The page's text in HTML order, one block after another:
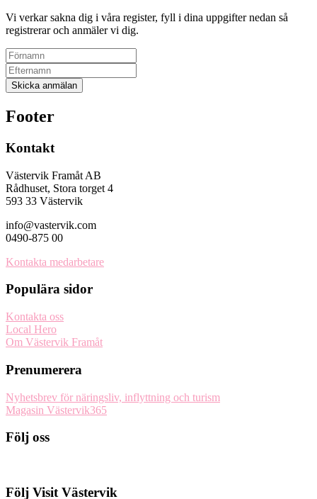
Vi verkar sakna dig i våra register, fyll i dina uppgifter nedan så
registrerar och anmäler vi dig.
Footer
Kontakt
Västervik Framåt AB
Rådhuset, Stora torget 4
593 33 Västervik
info@vastervik.com
0490-875 00
Kontakta medarbetare
Populära sidor
Kontakta oss
Local Hero
Om Västervik Framåt
Prenumerera
Nyhetsbrev för näringsliv, inflyttning och turism
Magasin Västervik365
Följ oss
Följ Visit Västervik